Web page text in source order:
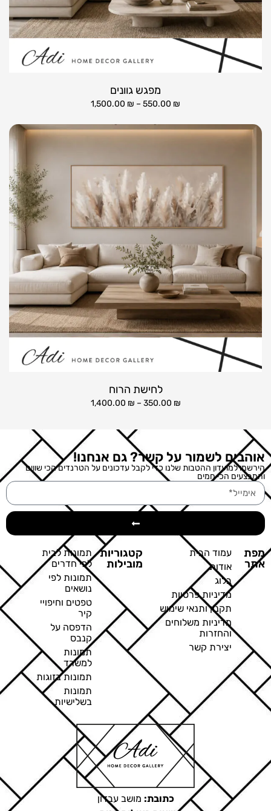
מפגש גוונים
550.00 ₪
–
1,500.00 ₪
לחישת הרוח
350.00 ₪
–
1,400.00 ₪
אוהבים לשמור על קשר? גם אנחנו!
הירשמו למועדון ההטבות שלנו כדי לקבל עדכונים על הטרנדים הכי שווים
והמבצעים הכי חמים
מפת
אתר
עמוד הבית
אודות
בלוג
מדיניות פרטיות
תקנון ותנאי שימוש
מדיניות משלוחים
והחזרות
יצירת קשר
קטגוריות
מובילות
תמונות לבית
לפי חדרים
תמונות לפי
נושאים
טפטים וחיפויי
קיר
הדפסה על
קנבס
תמונות
למשרד
תמונות בזוגות
תמונות
בשלישיות
כתובת: מושב עבדון